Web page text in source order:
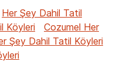
Her Şey Dahil Tatil
Köyleri
Cozumel Her
Şey Dahil Tatil Köyleri